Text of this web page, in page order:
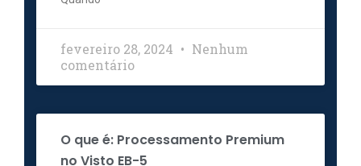
fevereiro 28, 2024
Nenhum
comentário
O que é: Processamento Premium
no Visto EB-5